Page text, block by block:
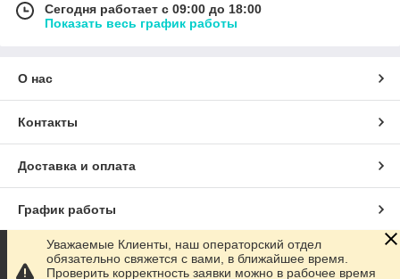
Сегодня работает с 09:00 до 18:00
Показать весь график работы
О нас
Контакты
Доставка и оплата
График работы
Полная версия сайта
Уважаемые Клиенты, наш операторский отдел
обязательно свяжется с вами, в ближайшее время.
Проверить корректность заявки можно в рабочее время